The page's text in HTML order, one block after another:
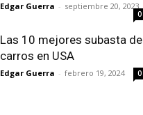
Edgar Guerra - septiembre 20, 2023
0
Las 10 mejores subasta de
carros en USA
Edgar Guerra - febrero 19, 2024 0